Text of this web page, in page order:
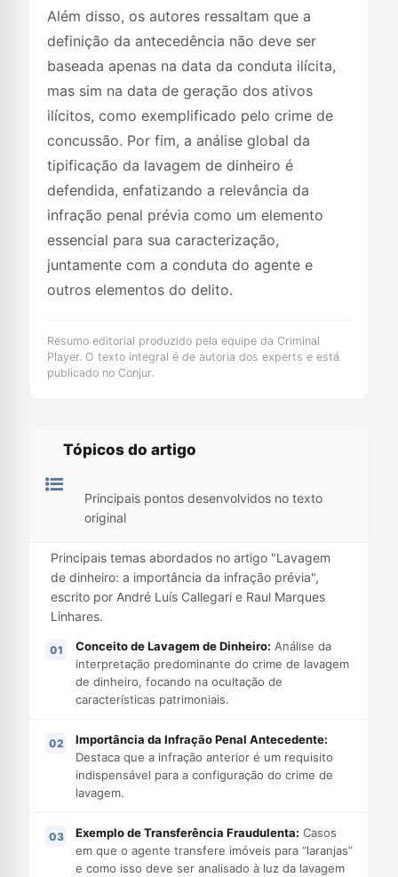
Além disso, os autores ressaltam que a
definição da antecedência não deve ser
baseada apenas na data da conduta ilícita,
mas sim na data de geração dos ativos
ilícitos, como exemplificado pelo crime de
concussão. Por fim, a análise global da
tipificação da lavagem de dinheiro é
defendida, enfatizando a relevância da
infração penal prévia como um elemento
essencial para sua caracterização,
juntamente com a conduta do agente e
outros elementos do delito.
Resumo editorial produzido pela equipe da Criminal
Player. O texto integral é de autoria dos experts e está
publicado no Conjur.
Tópicos do artigo
Principais pontos desenvolvidos no texto
original
Principais temas abordados no artigo "Lavagem
de dinheiro: a importância da infração prévia",
escrito por André Luís Callegari e Raul Marques
Linhares.
Conceito de Lavagem de Dinheiro: Análise da
interpretação predominante do crime de lavagem
de dinheiro, focando na ocultação de
características patrimoniais.
Importância da Infração Penal Antecedente:
Destaca que a infração anterior é um requisito
indispensável para a configuração do crime de
lavagem.
Exemplo de Transferência Fraudulenta: Casos
em que o agente transfere imóveis para “laranjas”
e como isso deve ser analisado à luz da lavagem